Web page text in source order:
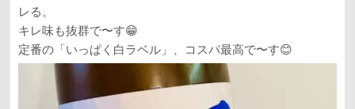
レる。
キレ味も抜群で〜す😁
定番の「いっぱく白ラベル」、コスパ最高で〜す😊